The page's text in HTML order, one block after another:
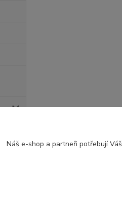
Náš e-shop a partneři potřebují Váš